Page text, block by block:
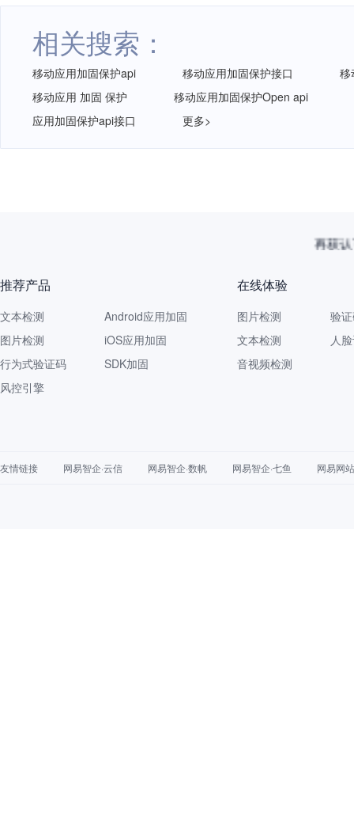
相关搜索：
移动应用加固保护api 移动应用加固保护接口
移
移动应用 加固 保护
移动应用加固保护Open api
应用加固保护api接口
更多>
再获
推荐产品
文本检测
图片检测
行为式验证码
风控引擎
Android应用加固
iOS应用加固
SDK加固
在线体验
图片检测
文本检测
音视频检测
验
人
友情链接 网易智企·云信 网易智企·数帆 网易智企·七鱼 网易网